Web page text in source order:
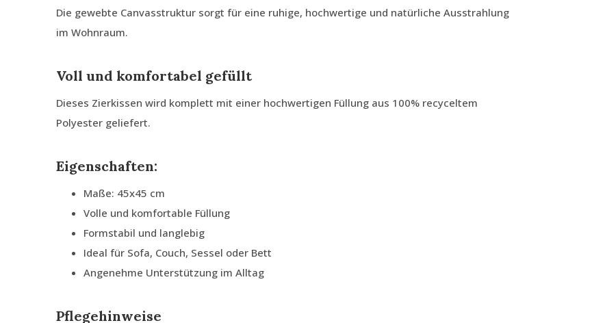
Die gewebte Canvasstruktur sorgt für eine ruhige, hochwertige und natürliche Ausstrahlung
im Wohnraum.
Voll und komfortabel gefüllt
Dieses Zierkissen wird komplett mit einer hochwertigen Füllung aus 100% recyceltem
Polyester geliefert.
Eigenschaften:
Maße: 45x45 cm
Volle und komfortable Füllung
Formstabil und langlebig
Ideal für Sofa, Couch, Sessel oder Bett
Angenehme Unterstützung im Alltag
Pflegehinweise